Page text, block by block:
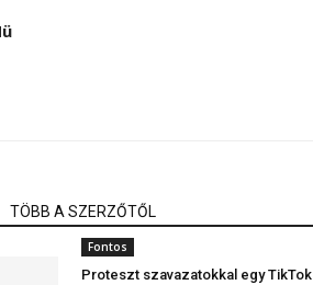
TÖBB A SZERZŐTŐL
Fontos
Proteszt szavazatokkal egy TikTok